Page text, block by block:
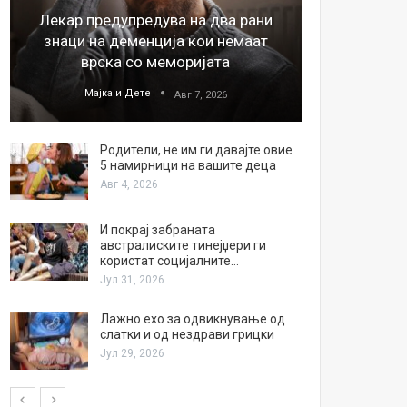
Лекар предупредува на два рани
знаци на деменција кои немаат
врска со меморијата
Мајка и Дете Авг 7, 2026
Родители, не им ги давајте овие
5 намирници на вашите деца
Авг 4, 2026
И покрај забраната
австралиските тинејџери ги
користат социјалните…
Јул 31, 2026
Лажно ехо за одвикнување од
слатки и од нездрави грицки
Јул 29, 2026